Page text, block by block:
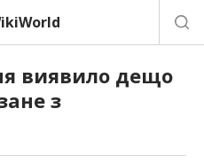
виявило дещо
з